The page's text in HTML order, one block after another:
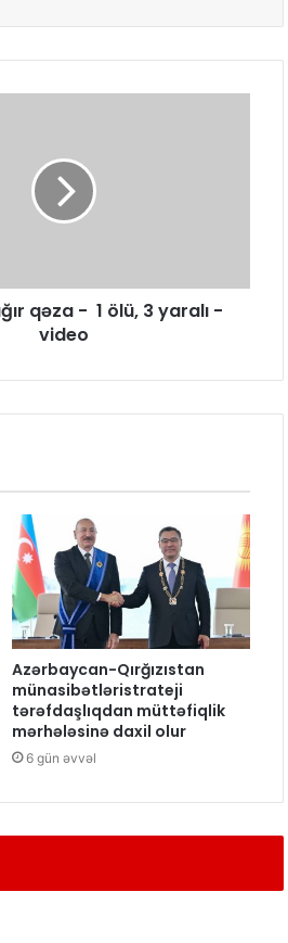
qəza - 1 ölü, 3 yaralı -
video
Azərbaycan-Qırğızıstan
münasibətləristrateji
tərəfdaşlıqdan müttəfiqlik
mərhələsinə daxil olur
6 gün əvvəl